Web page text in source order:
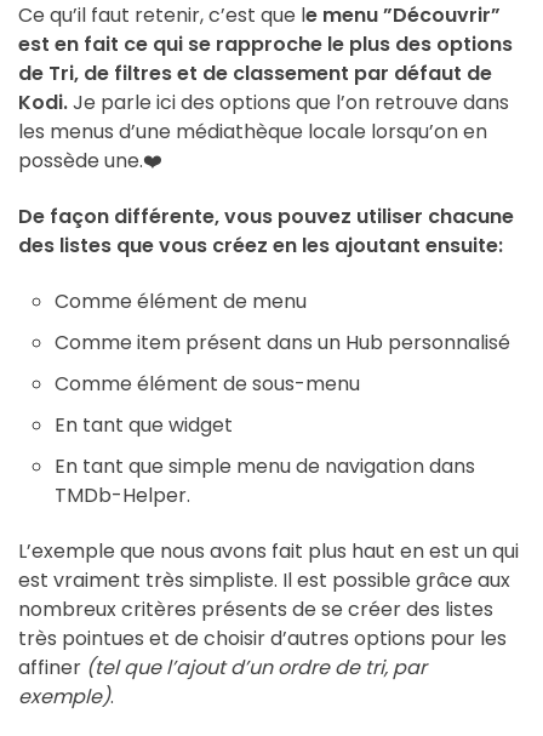
Ce qu’il faut retenir, c’est que le menu ”Découvrir”
est en fait ce qui se rapproche le plus des options
de Tri, de filtres et de classement par défaut de
Kodi.Je parle ici des options que l’on retrouve dans
les menus d’une médiathèque locale lorsqu’on en
possède une.❤️
De façon différente, vous pouvez utiliser chacune
des listes que vous créez en les ajoutant ensuite:
Comme élément de menu
Comme item présent dans un Hub personnalisé
Comme élément de sous-menu
En tant que widget
En tant que simple menu de navigation dans
TMDb-Helper.
L’exemple que nous avons fait plus haut en est un qui
est vraiment très simpliste. Il est possible grâce aux
nombreux critères présents de se créer des listes
très pointues et de choisir d’autres options pour les
affiner (tel que l’ajout d’un ordre de tri, par
exemple).